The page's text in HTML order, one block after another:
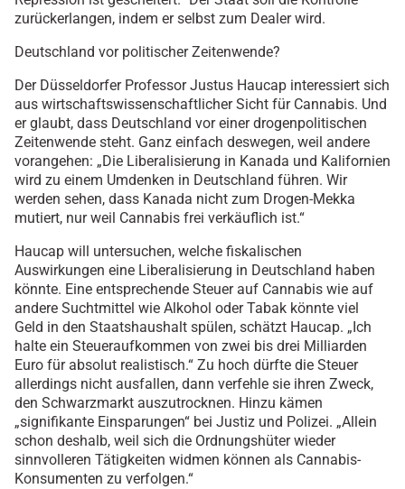
zurückerlangen, indem er selbst zum Dealer wird.
Deutschland vor politischer Zeitenwende?
Der Düsseldorfer Professor Justus Haucap interessiert sich
aus wirtschaftswissenschaftlicher Sicht für Cannabis. Und
er glaubt, dass Deutschland vor einer drogenpolitischen
Zeitenwende steht. Ganz einfach deswegen, weil andere
vorangehen: „Die Liberalisierung in Kanada und Kalifornien
wird zu einem Umdenken in Deutschland führen. Wir
werden sehen, dass Kanada nicht zum Drogen-Mekka
mutiert, nur weil Cannabis frei verkäuflich ist.“
Haucap will untersuchen, welche fiskalischen
Auswirkungen eine Liberalisierung in Deutschland haben
könnte. Eine entsprechende Steuer auf Cannabis wie auf
andere Suchtmittel wie Alkohol oder Tabak könnte viel
Geld in den Staatshaushalt spülen, schätzt Haucap. „Ich
halte ein Steueraufkommen von zwei bis drei Milliarden
Euro für absolut realistisch.“ Zu hoch dürfte die Steuer
allerdings nicht ausfallen, dann verfehle sie ihren Zweck,
den Schwarzmarkt auszutrocknen. Hinzu kämen
„signifikante Einsparungen“ bei Justiz und Polizei. „Allein
schon deshalb, weil sich die Ordnungshüter wieder
sinnvolleren Tätigkeiten widmen können als Cannabis-
Konsumenten zu verfolgen.“